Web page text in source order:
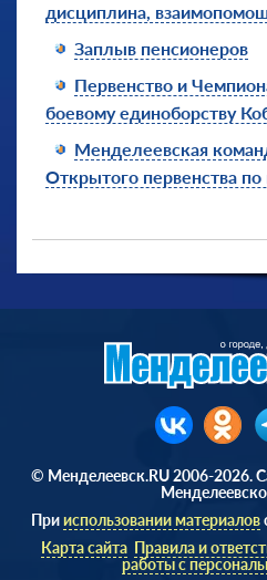
дисциплина,
Заплыв пенсионеров
Первенство и
боевому единоборству
Менделеевская
Открытого первенства
© Менделеевск.RU 2006-2026.
Прииспользовании материалов
Карта сайта Правила и
работы с